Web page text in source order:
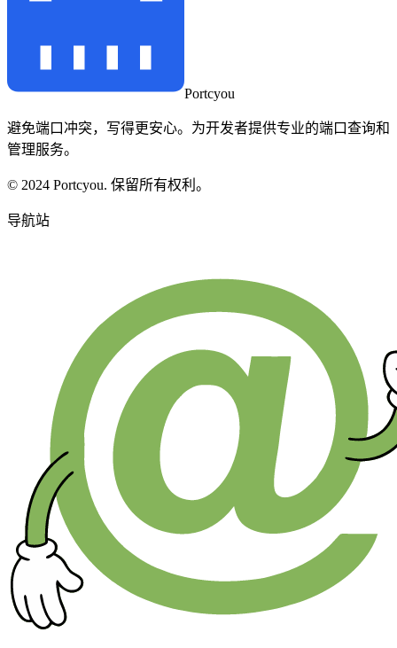
Portcyou
避免端口冲突，写得更安心。为开发者提供专业的端口查询和
管理服务。
© 2024 Portcyou. 保留所有权利。
导航站